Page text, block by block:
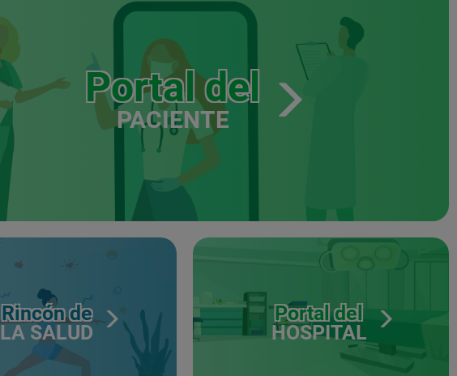
Portal del
PACIENTE
Rincón de
LA SALUD
Portal del
HOSPITAL